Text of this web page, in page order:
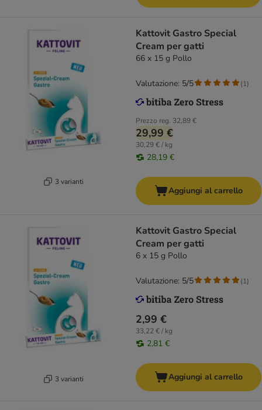
3 varianti
Kattovit Gastro Special
Cream per gatti
66 x 15 g Pollo
Prezzo reg. 32,89 €
29,99 €
30,29 € / kg
28,19 €
Valutazione: 5/5 (1)
Aggiungi al carrello
3 varianti
Kattovit Gastro Special
Cream per gatti
6 x 15 g Pollo
2,99 €
33,22 € / kg
2,81 €
Valutazione: 5/5 (1)
Aggiungi al carrello